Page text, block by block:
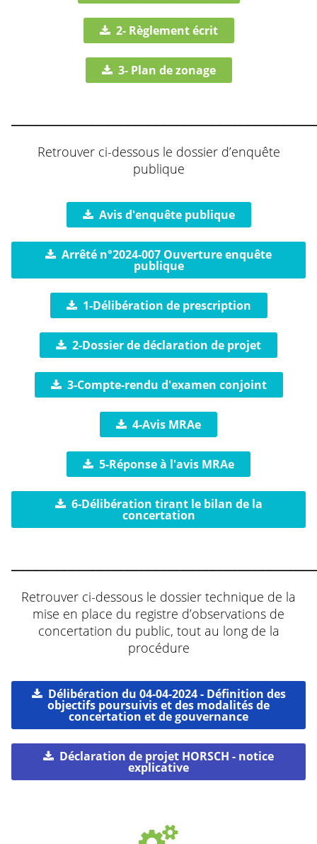
2- Règlement écrit
3- Plan de zonage
Retrouver ci-dessous le dossier d’enquête
publique
Avis d'enquête publique
Arrêté n°2024-007 Ouverture enquête
publique
1-Délibération de prescription
2-Dossier de déclaration de projet
3-Compte-rendu d'examen conjoint
4-Avis MRAe
5-Réponse à l'avis MRAe
6-Délibération tirant le bilan de la
concertation
Retrouver ci-dessous le dossier technique de la
mise en place du registre d’observations de
concertation du public, tout au long de la
procédure
Délibération du 04-04-2024 - Définition des
objectifs poursuivis et des modalités de
concertation et de gouvernance
Déclaration de projet HORSCH - notice
explicative